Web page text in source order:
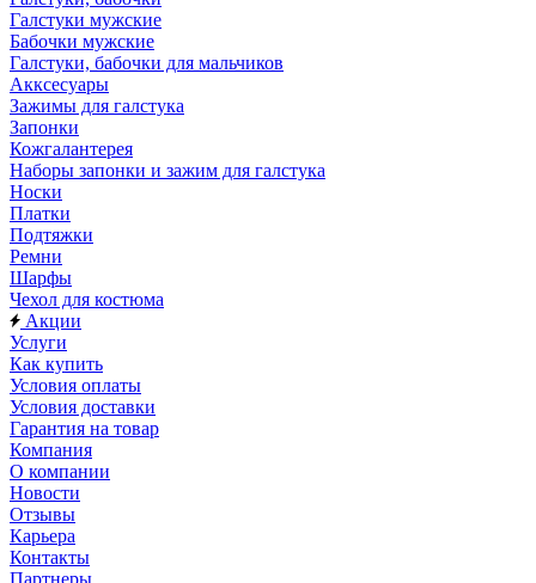
Галстуки мужские
Бабочки мужские
Галстуки, бабочки для мальчиков
Акксесуары
Зажимы для галстука
Запонки
Кожгалантерея
Наборы запонки и зажим для галстука
Носки
Платки
Подтяжки
Ремни
Шарфы
Чехол для костюма
Акции
Услуги
Как купить
Условия оплаты
Условия доставки
Гарантия на товар
Компания
О компании
Новости
Отзывы
Карьера
Контакты
Партнеры